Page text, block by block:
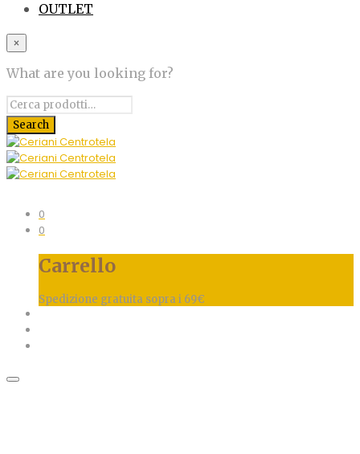
OUTLET
×
What are you looking for?
0
0
Carrello
Spedizione gratuita sopra i 69€